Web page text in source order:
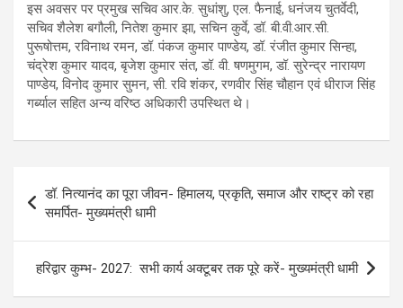
इस अवसर पर प्रमुख सचिव आर.के. सुधांशु, एल. फैनाई, धनंजय चुतर्वेदी,
सचिव शैलेश बगौली, नितेश कुमार झा, सचिन कुर्वे, डॉ. बी.वी.आर.सी.
पुरूषोत्तम, रविनाथ रमन, डॉ. पंकज कुमार पाण्डेय, डॉ. रंजीत कुमार सिन्हा,
चंद्रेश कुमार यादव, बृजेश कुमार संत, डॉ. वी. षणमुगम, डॉ. सुरेन्द्र नारायण
पाण्डेय, विनोद कुमार सुमन, सी. रवि शंकर, रणवीर सिंह चौहान एवं धीराज सिंह
गर्ब्याल सहित अन्य वरिष्ठ अधिकारी उपस्थित थे।
Post
navigation
डॉ. नित्यानंद का पूरा जीवन- हिमालय, प्रकृति, समाज और राष्ट्र को रहा
समर्पित- मुख्यमंत्री धामी
हरिद्वार कुम्भ- 2027: सभी कार्य अक्टूबर तक पूरे करें- मुख्यमंत्री धामी